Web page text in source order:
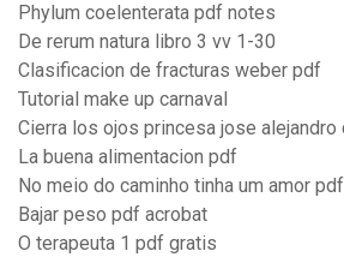
Phylum coelenterata pdf notes
De rerum natura libro 3 vv 1-30
Clasificacion de fracturas weber pdf
Tutorial make up carnaval
Cierra los ojos princesa jose alejandro
La buena alimentacion pdf
No meio do caminho tinha um amor
Bajar peso pdf acrobat
O terapeuta 1 pdf gratis